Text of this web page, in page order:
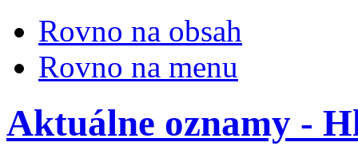
Rovno na obsah
Rovno na menu
Aktuálne oznamy -